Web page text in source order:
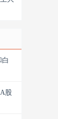
股